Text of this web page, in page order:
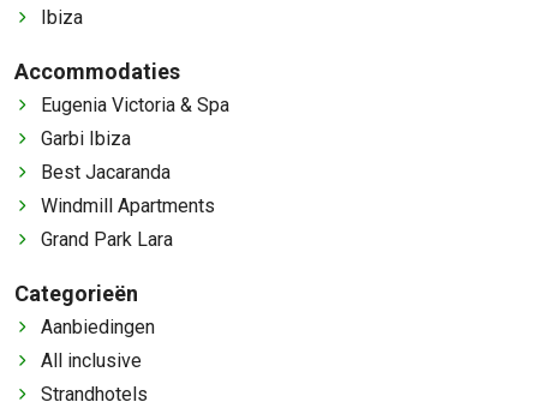
Ibiza
Accommodaties
Eugenia Victoria & Spa
Garbi Ibiza
Best Jacaranda
Windmill Apartments
Grand Park Lara
Categorieën
Aanbiedingen
All inclusive
Strandhotels